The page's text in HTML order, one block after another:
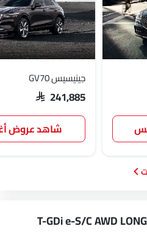
جينيسيس GV70
SAR 241,885
شاهد عروض
تحميل كتيب جي 90 3.5 T-GDi e-S/C AWD LONG